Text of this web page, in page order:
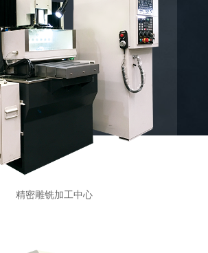
精密雕铣加工中心